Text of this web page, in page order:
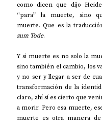
como dicen que dijo
“para” la muerte, sino
zum Tode.
Y si muerte es no solo la
sino también el cambio, los
y no ser y llegar a ser de
transformación de la
claro, ahí sí es cierto que
a morir. Pero esa muerte,
muerte es otra manera